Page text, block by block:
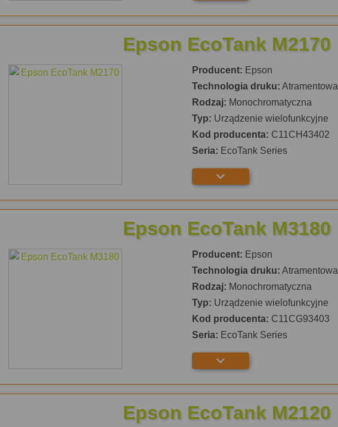
Epson EcoTank M2170
Producent: Epson
Technologia druku: Atramentowa
Rodzaj: Monochromatyczna
Typ: Urządzenie wielofunkcyjne
Kod producenta: C11CH43402
Seria: EcoTank Series
Epson EcoTank M3180
Producent: Epson
Technologia druku: Atramentowa
Rodzaj: Monochromatyczna
Typ: Urządzenie wielofunkcyjne
Kod producenta: C11CG93403
Seria: EcoTank Series
Epson EcoTank M2120